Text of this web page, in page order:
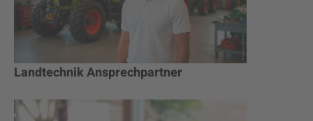
Landtechnik Ansprechpartner